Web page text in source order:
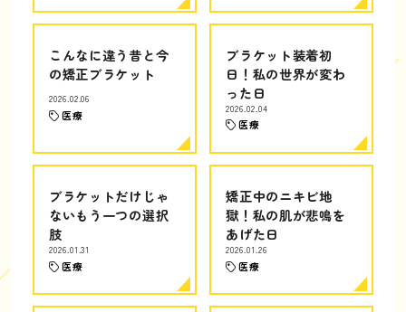
こんなに違う昔と今
の矯正ブラケット
2026.02.06
医療
ブラケット装着初
日！私の世界が変わ
った日
2026.02.04
医療
ブラケットだけじゃ
ないもう一つの選択
肢
2026.01.31
医療
矯正中のニキビ地
獄！私の肌が悲鳴を
あげた日
2026.01.26
医療